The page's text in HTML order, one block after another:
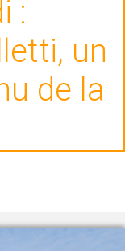
:
un
de la